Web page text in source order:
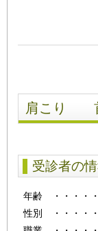
肩こり
受診者の
年齢 ・・・・
性別
・・・・